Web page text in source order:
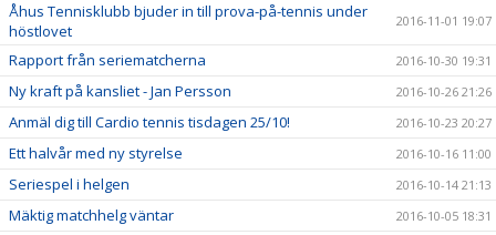
Åhus Tennisklubb bjuder in till prova-på-tennis under
höstlovet
2016-11-01 19:07
Rapport från seriematcherna 2016-10-30 19:31
Ny kraft på kansliet - Jan Persson 2016-10-26 21:26
Anmäl dig till Cardio tennis tisdagen 25/10! 2016-10-23 20:27
Ett halvår med ny styrelse 2016-10-16 11:00
Seriespel i helgen 2016-10-14 21:13
Mäktig matchhelg väntar 2016-10-05 18:31